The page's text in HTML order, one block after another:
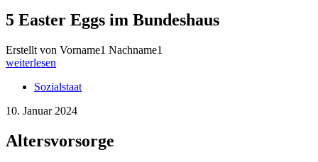
5 Easter Eggs im Bundeshaus
Erstellt von Vorname1 Nachname1
weiterlesen
Sozialstaat
10. Januar 2024
Altersvorsorge